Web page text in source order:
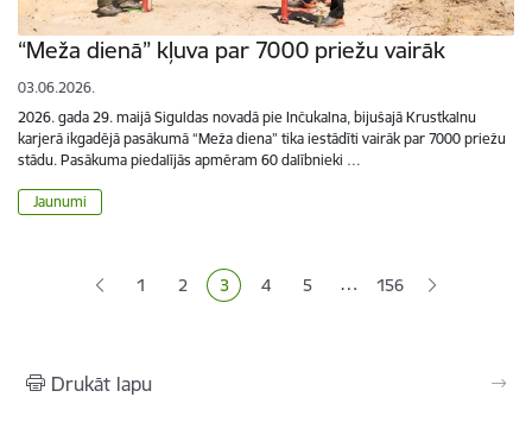
“Meža dienā” kļuva par 7000 priežu vairāk
03.06.2026.
2026. gada 29. maijā Siguldas novadā pie Inčukalna, bijušajā Krustkalnu
karjerā ikgadējā pasākumā “Meža diena” tika iestādīti vairāk par 7000 priežu
stādu. Pasākuma piedalījās apmēram 60 dalībnieki …
Jaunumi
Lapa
1 Lapa
2 Pašreizējā lapa
3 Lapa
4 Lapa
5 … 156
Drukāt lapu